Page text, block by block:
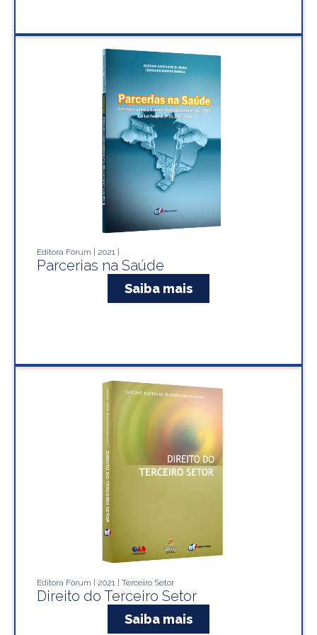
Editora Fórum | 2021 |
Parcerias na Saúde
Saiba mais
Editora Fórum | 2021 | Terceiro Setor
Direito do Terceiro Setor
Saiba mais